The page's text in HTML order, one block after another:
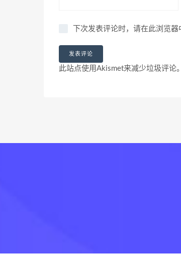
下次发表评论时，请在此浏览
此站点使用Akismet来减少垃圾评论。